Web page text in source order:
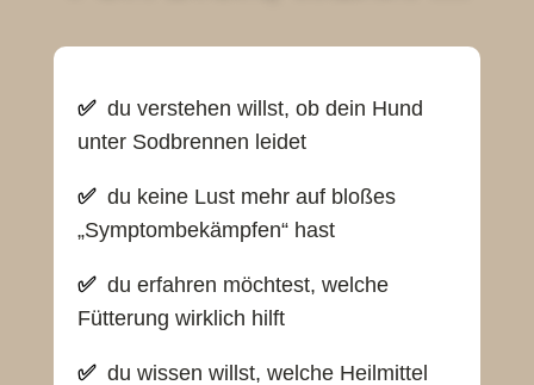
✅ du verstehen willst, ob dein Hund
unter Sodbrennen leidet
✅ du keine Lust mehr auf bloßes
„Symptombekämpfen“ hast
✅ du erfahren möchtest, welche
Fütterung wirklich hilft
✅ du wissen willst, welche Heilmittel